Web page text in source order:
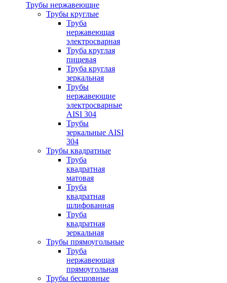
Трубы нержавеющие
Трубы круглые
Труба
нержавеющая
электросварная
Труба круглая
пищевая
Труба круглая
зеркальная
Трубы
нержавеющие
электросварные
AISI 304
Трубы
зеркальные AISI
304
Трубы квадратные
Труба
квадратная
матовая
Труба
квадратная
шлифованная
Труба
квадратная
зеркальная
Трубы прямоугольные
Труба
нержавеющая
прямоугольная
Трубы бесшовные